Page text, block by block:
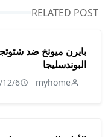
RELATED POST
بايرن ميونخ ضد
البوندسليجا
myhome
12/6